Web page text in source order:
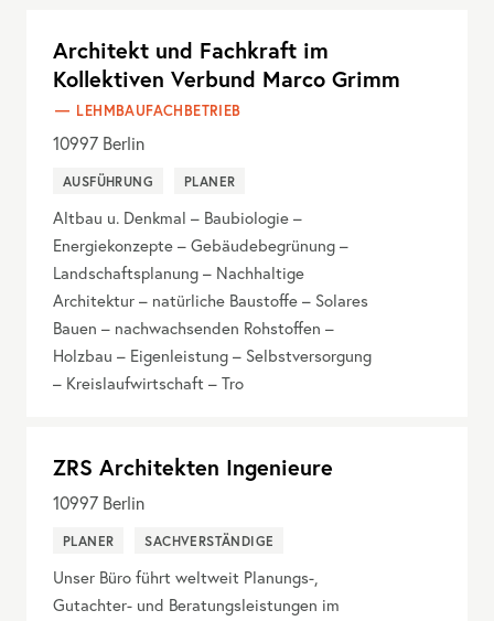
Architekt und Fachkraft im
Kollektiven Verbund Marco Grimm
LEHMBAUFACHBETRIEB
10997 Berlin
AUSFÜHRUNG PLANER
Altbau u. Denkmal – Baubiologie –
Energiekonzepte – Gebäudebegrünung –
Landschaftsplanung – Nachhaltige
Architektur – natürliche Baustoffe – Solares
Bauen – nachwachsenden Rohstoffen –
Holzbau – Eigenleistung – Selbstversorgung
– Kreislaufwirtschaft – Tro
ZRS Architekten Ingenieure
10997 Berlin
PLANER SACHVERSTÄNDIGE
Unser Büro führt weltweit Planungs-,
Gutachter- und Beratungsleistungen im